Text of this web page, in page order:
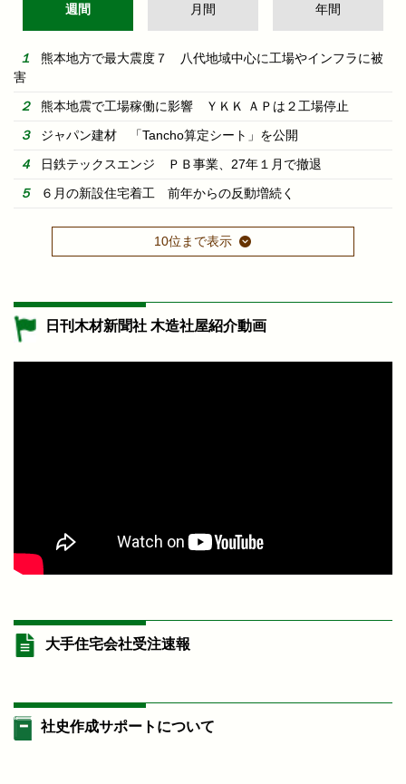
週間 月間 年間
熊本地方で最大震度７ 八代地域中心に工場やインフラに被
害
熊本地震で工場稼働に影響 ＹＫＫ ＡＰは２工場停止
ジャパン建材 「Tancho算定シート」を公開
日鉄テックスエンジ ＰＢ事業、27年１月で撤退
６月の新設住宅着工 前年からの反動増続く
10位まで表示
日刊木材新聞社 木造社屋紹介動画
大手住宅会社受注速報
社史作成サポートについて